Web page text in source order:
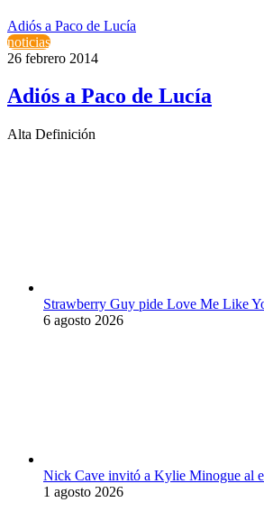
Adiós a Paco de Lucía
noticias
26 febrero 2014
Adiós a Paco de Lucía
Alta Definición
Strawberry Guy pide Love Me Like
6 agosto 2026
Nick Cave invitó a Kylie Minogue al
1 agosto 2026